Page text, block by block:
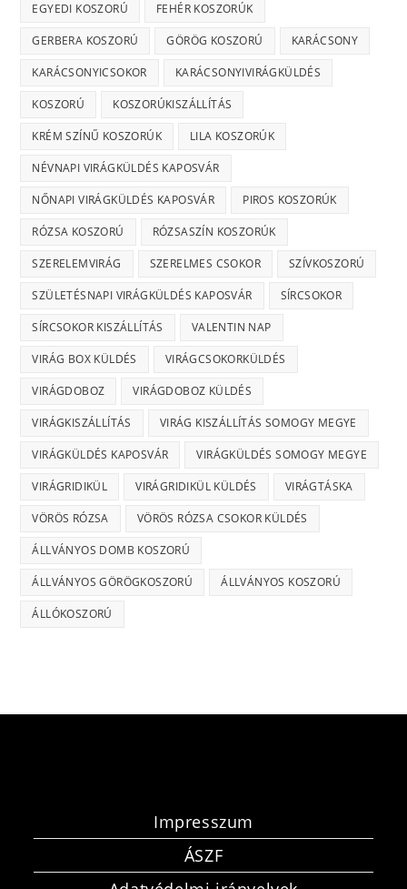
EGYEDI KOSZORÚ FEHÉR KOSZORÚK
GERBERA KOSZORÚ GÖRÖG KOSZORÚ KARÁCSONY
KARÁCSONYICSOKOR KARÁCSONYIVIRÁGKÜLDÉS
KOSZORÚ KOSZORÚKISZÁLLÍTÁS
KRÉM SZÍNŰ KOSZORÚK LILA KOSZORÚK
NÉVNAPI VIRÁGKÜLDÉS KAPOSVÁR
NŐNAPI VIRÁGKÜLDÉS KAPOSVÁR PIROS KOSZORÚK
RÓZSA KOSZORÚ RÓZSASZÍN KOSZORÚK
SZERELEMVIRÁG SZERELMES CSOKOR SZÍVKOSZORÚ
SZÜLETÉSNAPI VIRÁGKÜLDÉS KAPOSVÁR SÍRCSOKOR
SÍRCSOKOR KISZÁLLÍTÁS VALENTIN NAP
VIRÁG BOX KÜLDÉS VIRÁGCSOKORKÜLDÉS
VIRÁGDOBOZ VIRÁGDOBOZ KÜLDÉS
VIRÁGKISZÁLLÍTÁS VIRÁG KISZÁLLÍTÁS SOMOGY MEGYE
VIRÁGKÜLDÉS KAPOSVÁR VIRÁGKÜLDÉS SOMOGY MEGYE
VIRÁGRIDIKÜL VIRÁGRIDIKÜL KÜLDÉS VIRÁGTÁSKA
VÖRÖS RÓZSA VÖRÖS RÓZSA CSOKOR KÜLDÉS
ÁLLVÁNYOS DOMB KOSZORÚ
ÁLLVÁNYOS GÖRÖGKOSZORÚ ÁLLVÁNYOS KOSZORÚ
ÁLLÓKOSZORÚ
Impresszum
ÁSZF